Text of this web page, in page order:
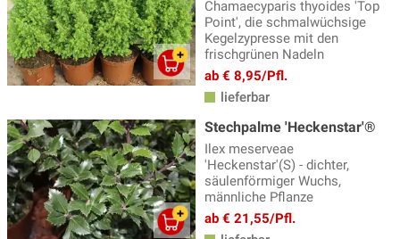
Chamaecyparis thyoides 'Top
Point', die schmalwüchsige
Kegelzypresse mit den
frischgrünen Nadeln
ab € 8,95/Pfl.
lieferbar
Stechpalme 'Heckenstar'®
Ilex meserveae
'Heckenstar'(S) - dichter,
säulenförmiger Wuchs,
männliche Pflanze
ab € 21,55/Pfl.